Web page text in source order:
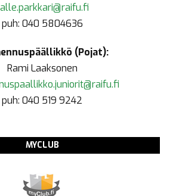
puh: 040 5804636
(Pojat):
Rami Laaksonen
puh: 040 519 9242
MYCLUB